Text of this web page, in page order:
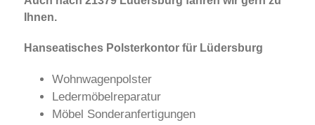
Ihnen.
Hanseatisches Polsterkontor für Lüdersburg
Wohnwagenpolster
Ledermöbelreparatur
Möbel Sonderanfertigungen